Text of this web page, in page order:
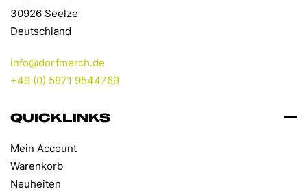
30926 Seelze
Deutschland
info@dorfmerch.de
+49 (0) 5971 9544769
QUICKLINKS
Mein Account
Warenkorb
Neuheiten